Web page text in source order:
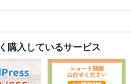
購入しているサービス